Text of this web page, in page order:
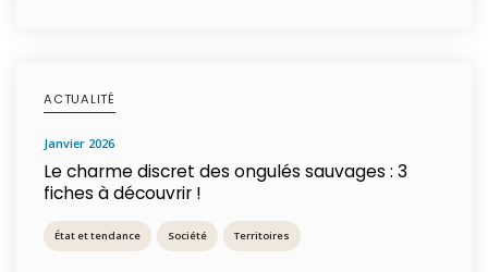
ACTUALITÉ
janvier 2026
Le charme discret des ongulés sauvages : 3
fiches à découvrir !
État et tendance Société Territoires